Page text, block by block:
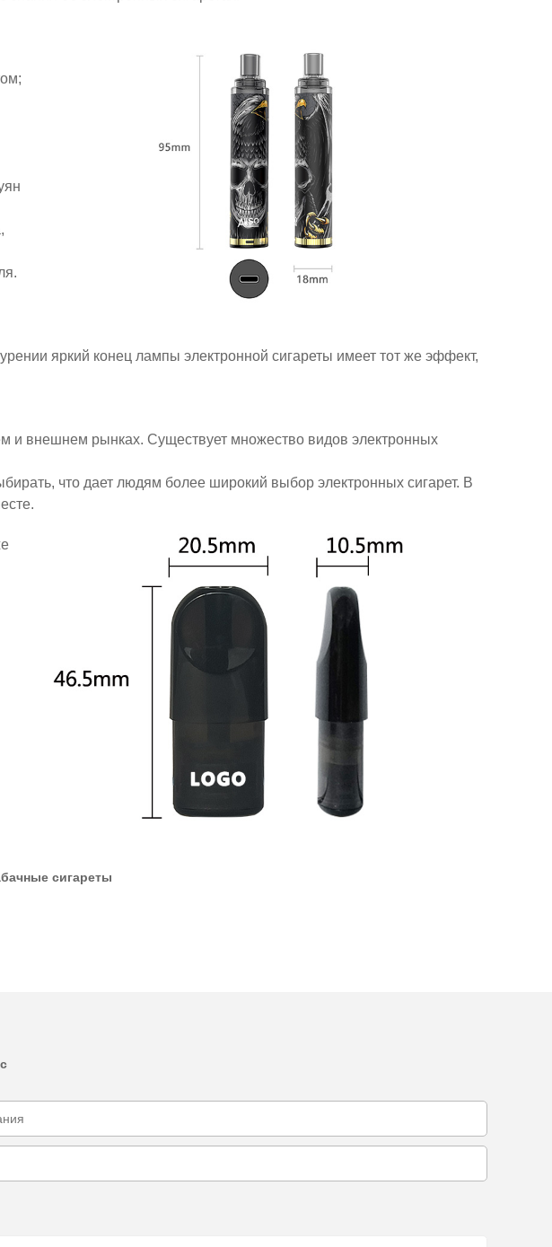
яркий конец лампы электронной сигареты имеет тот же эффект,
и внешнем рынках. Существует множество видов электронных
что дает людям более широкий выбор электронных сигарет. В
сигареты